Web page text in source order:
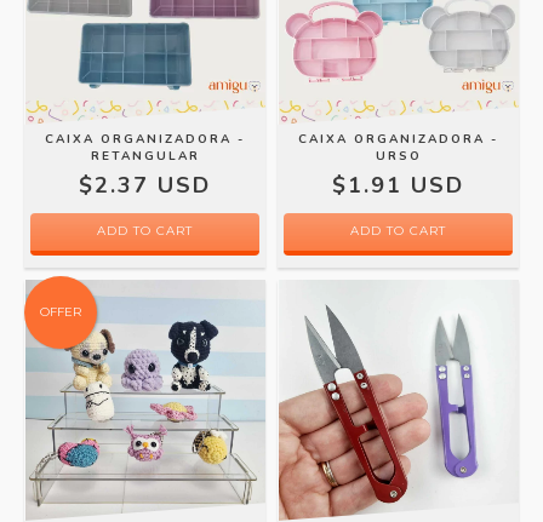
CAIXA ORGANIZADORA -
RETANGULAR
$2.37 USD
ADD TO CART
CAIXA ORGANIZADORA -
URSO
$1.91 USD
ADD TO CART
OFFER